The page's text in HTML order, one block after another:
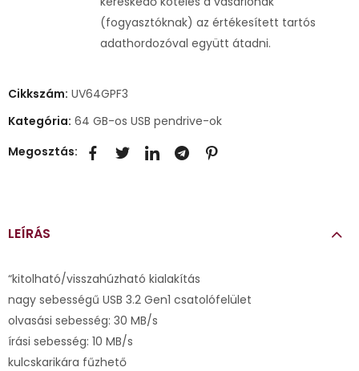
(fogyasztóknak) az értékesített tartós
adathordozóval együtt átadni.
Cikkszám: UV64GPF3
Kategória: 64 GB-os USB pendrive-ok
Megosztás:
LEÍRÁS
“kitolható/visszahúzható kialakítás
nagy sebességű USB 3.2 Gen1 csatolófelület
olvasási sebesség: 30 MB/s
írási sebesség: 10 MB/s
kulcskarikára fűzhető